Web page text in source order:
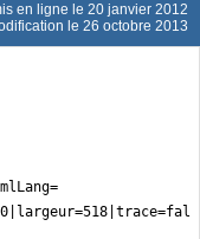
en ligne le 20 janvier 2012
le 26 octobre 2013